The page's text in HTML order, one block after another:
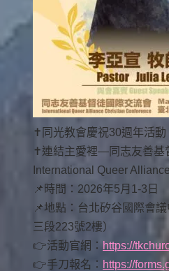
✝️同光教會慶祝30週年活動
✝️連結主愛裡—同志友善基
International Queer
📌時間：2026年5月1-3日
📌地點：台北矽谷國際會
三段223號2樓）
👉活動官網： https://
👉手刀報名： https://